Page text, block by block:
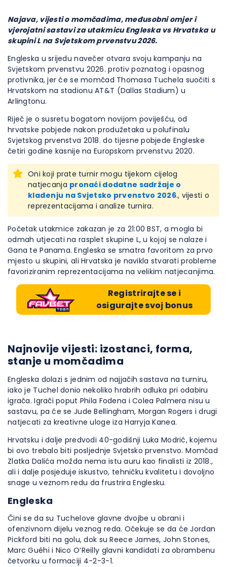
Najava, vijesti o momčadima, međusobni omjer i
vjerojatni sastavi za utakmicu Engleska vs Hrvatska u
skupini L na Svjetskom prvenstvu 2026.
Engleska u srijedu navečer otvara svoju kampanju na
Svjetskom prvenstvu 2026. protiv poznatog i opasnog
protivnika, jer će se momčad Thomasa Tuchela suočiti s
Hrvatskom na stadionu AT&T (Dallas Stadium) u
Arlingtonu.
Riječ je o susretu bogatom novijom poviješću, od
hrvatske pobjede nakon produžetaka u polufinalu
Svjetskog prvenstva 2018. do tijesne pobjede Engleske
četiri godine kasnije na Europskom prvenstvu 2020.
Oni koji prate turnir mogu tijekom cijelog
natjecanja pronaći dodatne sadržaje o
klađenju na Svjetsko prvenstvo 2026., vijesti o
reprezentacijama i analize turnira.
Početak utakmice zakazan je za 21:00 BST, a mogla bi
odmah utjecati na rasplet skupine L, u kojoj se nalaze i
Gana te Panama. Engleska se smatra favoritom za prvo
mjesto u skupini, ali Hrvatska je navikla stvarati probleme
favoriziranim reprezentacijama na velikim natjecanjima.
Registrirajte se i
osigurajte svoj bonus
Najnovije vijesti: izostanci, forma,
stanje u momčadima
Engleska dolazi s jednim od najjačih sastava na turniru,
iako je Tuchel donio nekoliko hrabrih odluka pri odabiru
igrača. Igrači poput Phila Fodena i Colea Palmera nisu u
sastavu, pa će se Jude Bellingham, Morgan Rogers i drugi
natjecati za kreativne uloge iza Harryja Kanea.
Hrvatsku i dalje predvodi 40-godišnji Luka Modrić, kojemu
bi ovo trebalo biti posljednje Svjetsko prvenstvo. Momčad
Zlatka Dalića možda nema istu auru kao finalisti iz 2018.,
ali i dalje posjeduje iskustvo, tehničku kvalitetu i dovoljno
snage u veznom redu da frustrira Englesku.
Engleska
Čini se da su Tuchelove glavne dvojbe u obrani i
ofenzivnom dijelu veznog reda. Očekuje se da će Jordan
Pickford biti na golu, dok su Reece James, John Stones,
Marc Guéhi i Nico O’Reilly glavni kandidati za obrambenu
četvorku u formaciji 4-2-3-1.